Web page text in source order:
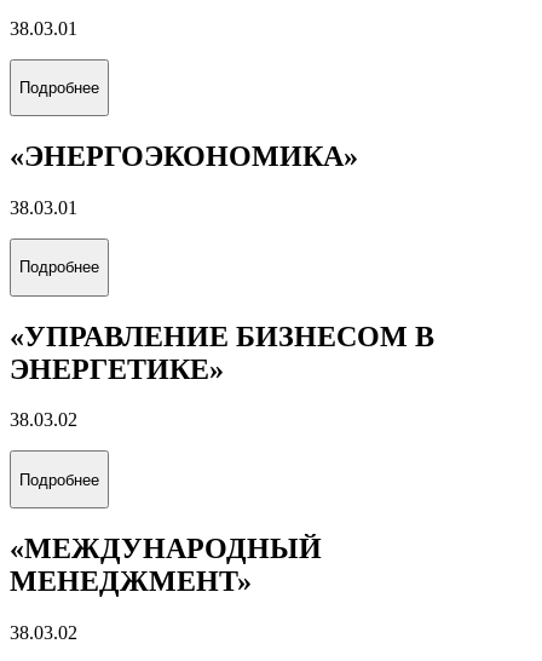
38.03.01
Подробнее
«ЭНЕРГОЭКОНОМИКА»
38.03.01
Подробнее
«УПРАВЛЕНИЕ БИЗНЕСОМ В
ЭНЕРГЕТИКЕ»
38.03.02
Подробнее
«МЕЖДУНАРОДНЫЙ
МЕНЕДЖМЕНТ»
38.03.02